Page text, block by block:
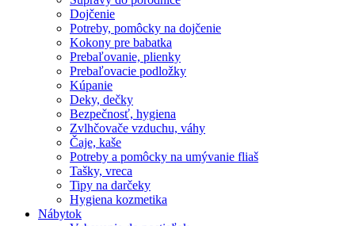
Dojčenie
Potreby, pomôcky na dojčenie
Kokony pre babatka
Prebaľovanie, plienky
Prebaľovacie podložky
Kúpanie
Deky, dečky
Bezpečnosť, hygiena
Zvlhčovače vzduchu, váhy
Čaje, kaše
Potreby a pomôcky na umývanie fliaš
Tašky, vreca
Tipy na darčeky
Hygiena kozmetika
Nábytok